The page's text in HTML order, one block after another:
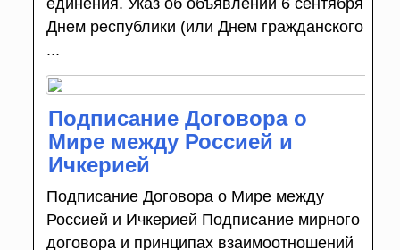
единения. Указ об объявлении 6 сентября
Днем республики (или Днем гражданского
...
Подписание Договора о
Мире между Россией и
Ичкерией
Подписание Договора о Мире между
Россией и Ичкерией Подписание мирного
договора и принципах взаимоотношений